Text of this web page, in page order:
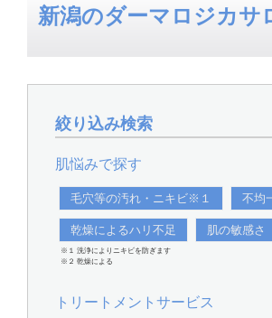
新潟のダーマロジカサ
絞り込み検索
肌悩みで探す
毛穴等の汚れ・ニキビ※１ 不均
乾燥によるハリ不足 肌の敏感さ
※１ 洗浄によりニキビを防ぎます
※２ 乾燥による
トリートメントサービス